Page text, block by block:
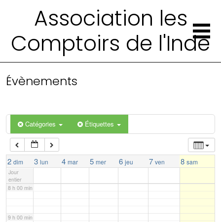
Association les
Comptoirs de l'Inde
Évènements
Catégories Étiquettes
2 dim 3 lun 4 mar 5 mer 6 jeu 7 ven 8 sam
Jour
entier
3 h 00 min
6 h 00 min
7 h 00 min
8 h 00 min
9 h 00 min